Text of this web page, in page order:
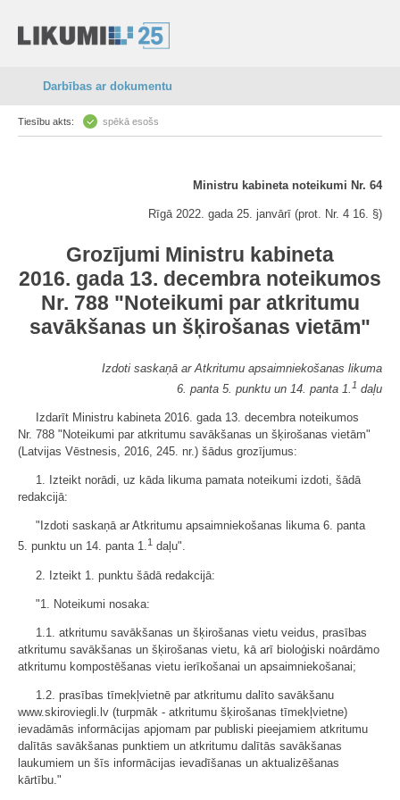
Darbības ar dokumentu
Tiesību akts: spēkā esošs
Ministru kabineta noteikumi Nr. 64
Rīgā 2022. gada 25. janvārī (prot. Nr. 4 16. §)
Grozījumi Ministru kabineta
2016. gada 13. decembra noteikumos
Nr. 788 "Noteikumi par atkritumu
savākšanas un šķirošanas vietām"
Izdoti saskaņā ar Atkritumu apsaimniekošanas likuma
6. panta 5. punktu un 14. panta 1. 1 daļu
Izdarīt Ministru kabineta 2016. gada 13. decembra noteikumos
Nr. 788 "Noteikumi par atkritumu savākšanas un šķirošanas vietām"
(Latvijas Vēstnesis, 2016, 245. nr.) šādus grozījumus:
1. Izteikt norādi, uz kāda likuma pamata noteikumi izdoti, šādā
redakcijā:
"Izdoti saskaņā ar Atkritumu apsaimniekošanas likuma 6. panta
5. punktu un 14. panta 1.1 daļu".
2. Izteikt 1. punktu šādā redakcijā:
"1. Noteikumi nosaka:
1.1. atkritumu savākšanas un šķirošanas vietu veidus, prasības
atkritumu savākšanas un šķirošanas vietu, kā arī bioloģiski noārdāmo
atkritumu kompostēšanas vietu ierīkošanai un apsaimniekošanai;
1.2. prasības tīmekļvietnē par atkritumu dalīto savākšanu
www.skiroviegli.lv (turpmāk - atkritumu šķirošanas tīmekļvietne)
ievadāmās informācijas apjomam par publiski pieejamiem atkritumu
dalītās savākšanas punktiem un atkritumu dalītās savākšanas
laukumiem un šīs informācijas ievadīšanas un aktualizēšanas
kārtību."